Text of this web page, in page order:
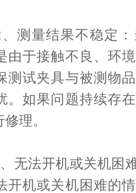
量结果不稳定：
由于接触不良、环
测试夹具与被测物
。如果问题持续存
理。
法开机或关机困难
开机或关机困难的